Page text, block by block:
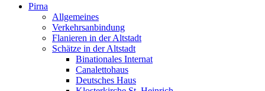
Pirna
Allgemeines
Verkehrsanbindung
Flanieren in der Altstadt
Schätze in der Altstadt
Binationales Internat
Canalettohaus
Deutsches Haus